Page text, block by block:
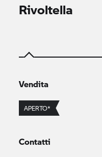
Rivoltella
Vendita
APERTO*
Contatti